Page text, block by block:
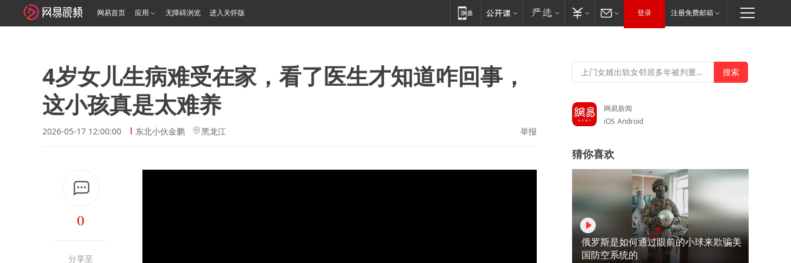
网易首页 应用 无障碍浏览 进入关怀版 登录 注册免费邮箱
4岁女儿生病难受在家，看了医生才知道咋回事，
这小孩真是太难养
2026-05-17 12:00:00 东北小伙金鹏 黑龙江 举报
0
分享至
网易新闻
iOS Android
猜你喜欢
俄罗斯是如何通过眼前的小球来欺骗美
国防空系统的